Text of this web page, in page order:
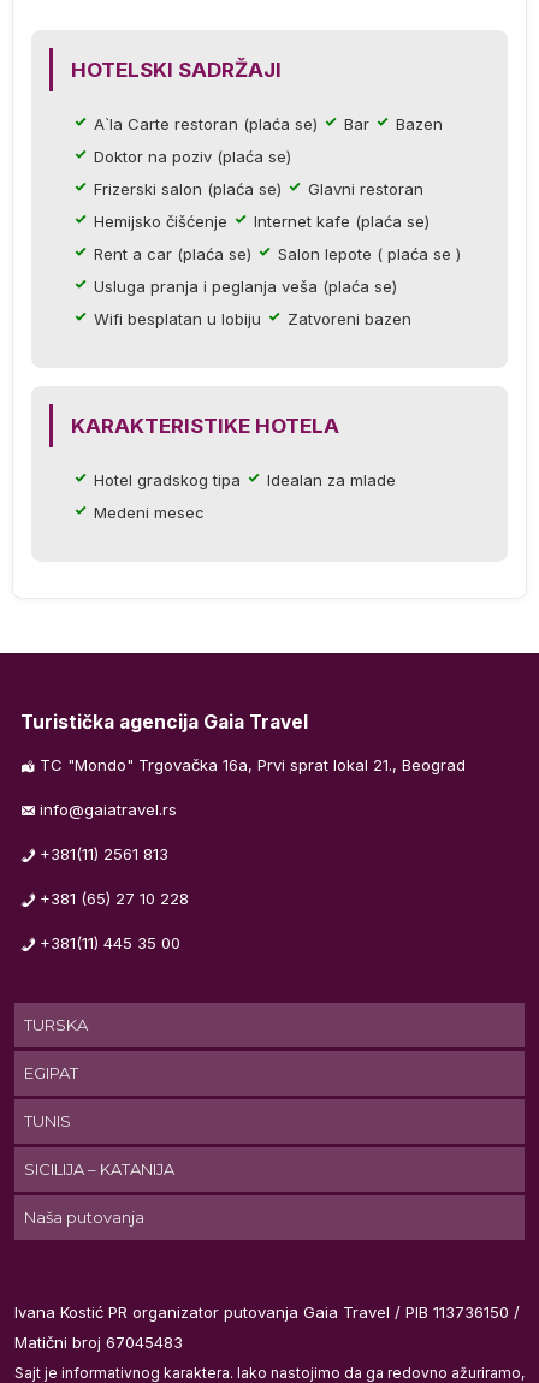
HOTELSKI SADRŽAJI
A`la Carte restoran (plaća se) Bar
Bazen
Doktor na poziv (plaća se)
Frizerski salon (plaća se)
Glavni restoran
Hemijsko čišćenje
Internet kafe (plaća se)
Rent a car (plaća se)
Salon lepote ( plaća se )
Usluga pranja i peglanja veša (plaća se)
Wifi besplatan u lobiju
Zatvoreni bazen
KARAKTERISTIKE HOTELA
Hotel gradskog tipa
Idealan za mlade
Medeni mesec
Turistička agencija Gaia Travel
TC "Mondo" Trgovačka 16a, Prvi sprat lokal 21., Beograd
info@gaiatravel.rs
+381(11) 2561 813
+381 (65) 27 10 228
+381(11) 445 35 00
TURSKA
EGIPAT
TUNIS
SICILIJA – KATANIJA
Naša putovanja
Ivana Kostić PR organizator putovanja Gaia Travel / PIB 113736150 /
Matični broj 67045483
Sajt je informativnog karaktera. Iako nastojimo da ga redovno ažuriramo,